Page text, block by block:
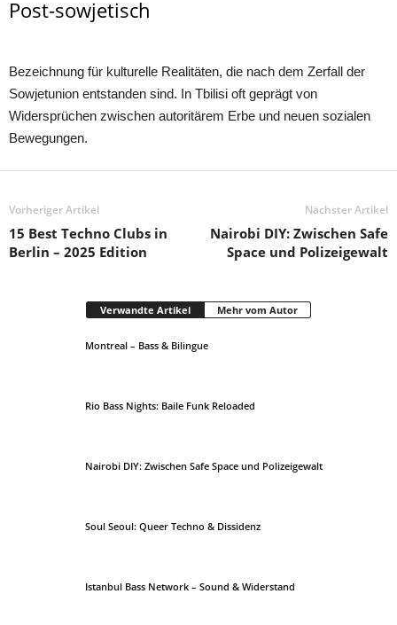
Post-sowjetisch
Bezeichnung für kulturelle Realitäten, die nach dem Zerfall der
Sowjetunion entstanden sind. In Tbilisi oft geprägt von
Widersprüchen zwischen autoritärem Erbe und neuen sozialen
Bewegungen.
Vorheriger Artikel
15 Best Techno Clubs in
Berlin – 2025 Edition
Nächster Artikel
Nairobi DIY: Zwischen Safe
Space und Polizeigewalt
Verwandte Artikel Mehr vom Autor
Montreal – Bass & Bilingue
Rio Bass Nights: Baile Funk Reloaded
Nairobi DIY: Zwischen Safe Space und Polizeigewalt
Soul Seoul: Queer Techno & Dissidenz
Istanbul Bass Network – Sound & Widerstand